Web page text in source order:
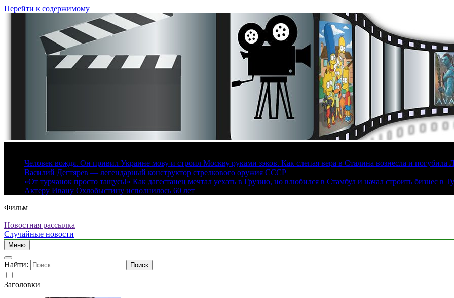
Перейти к содержимому
Человек вождя. Он привил Украине мову и строил Москву руками зэков. Как слепая вера в Сталина вознесла и погубила
Василий Дегтярев — легендарный конструктор стрелкового оружия СССР
«От турчанок просто тащусь!» Как дагестанец мечтал уехать в Грузию, но влюбился в Стамбул и начал строить бизнес в
Актеру Ивану Охлобыстину исполнилось 60 лет
Фильм
Новостная рассылка
Случайные новости
Меню
Найти:
Заголовки